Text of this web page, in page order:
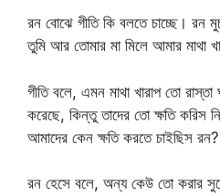
রন বোঝে গীতি কি বলতে চাচ্ছে। রন
তুমি আর তোমার মা মিলে আমার মাথা
গীতি বলে, এমন মাথা খারাপ তো রাস্তা
করেছে, কিন্তু তাদের তো ক্ষতি করিস
আমাদের কেন ক্ষতি করতে চাইছিস রন?
রন হেসে বলে, অন্য কেউ তো করার